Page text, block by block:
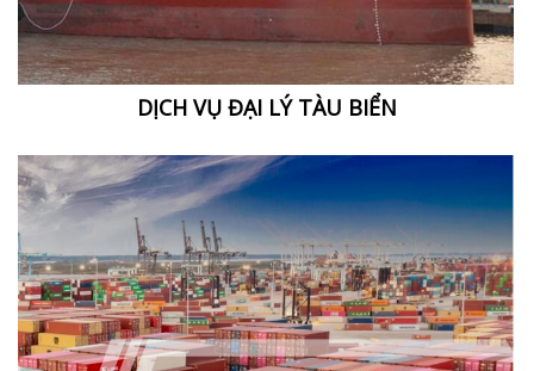
DỊCH VỤ ĐẠI LÝ TÀU BIỂN